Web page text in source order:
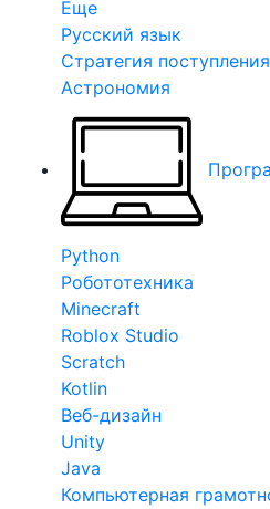
Еще
Русский язык
Стратегия поступления
Астрономия
Python
Робототехника
Minecraft
Roblox Studio
Scratch
Kotlin
Веб-дизайн
Unity
Java
Компьютерная